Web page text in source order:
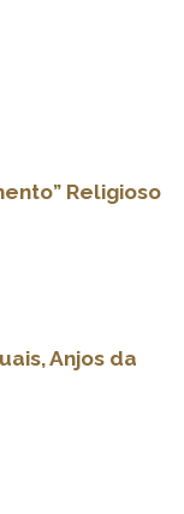
Religioso
Anjos da